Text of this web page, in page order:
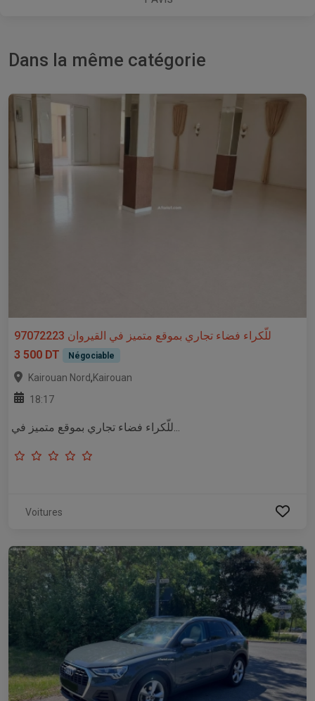
Dans la même catégorie
للّكراء فضاء تجاري بموقع متميز في القيروان 97072223
3 500 DT
Négociable
Kairouan Nord,Kairouan
18:17
Voitures